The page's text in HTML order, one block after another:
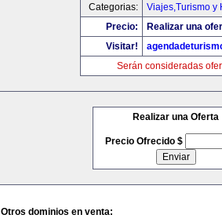
Categorias:
Viajes,Turismo y
Precio:
Realizar una
Visitar!
Serán consideradas
Realizar una Oferta
Precio Ofrecido $
Otros dominios en venta: